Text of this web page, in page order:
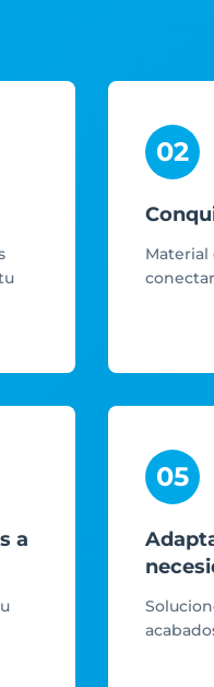
02
a
05